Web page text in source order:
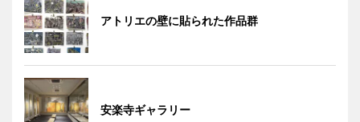
アトリエの壁に貼られた作品群
安楽寺ギャラリー